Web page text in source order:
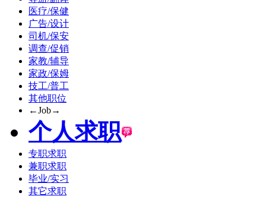
医疗/保健
广告/设计
司机/保安
调查/促销
家教/辅导
家政/保姆
技工/普工
其他职位
←Job→
个人求职
专职求职
兼职求职
毕业/实习
其它求职